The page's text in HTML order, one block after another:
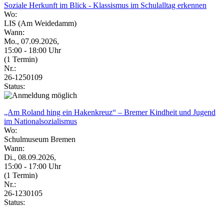
Soziale Herkunft im Blick - Klassismus im Schulalltag erkennen
Wo:
LIS (Am Weidedamm)
Wann:
Mo., 07.09.2026,
15:00 - 18:00 Uhr
(1 Termin)
Nr.:
26-1250109
Status:
„Am Roland hing ein Hakenkreuz“ – Bremer Kindheit und Jugend
im Nationalsozialismus
Wo:
Schulmuseum Bremen
Wann:
Di., 08.09.2026,
15:00 - 17:00 Uhr
(1 Termin)
Nr.:
26-1230105
Status: